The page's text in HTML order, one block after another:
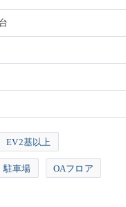
EV2基以上
駐車場 OAフロア